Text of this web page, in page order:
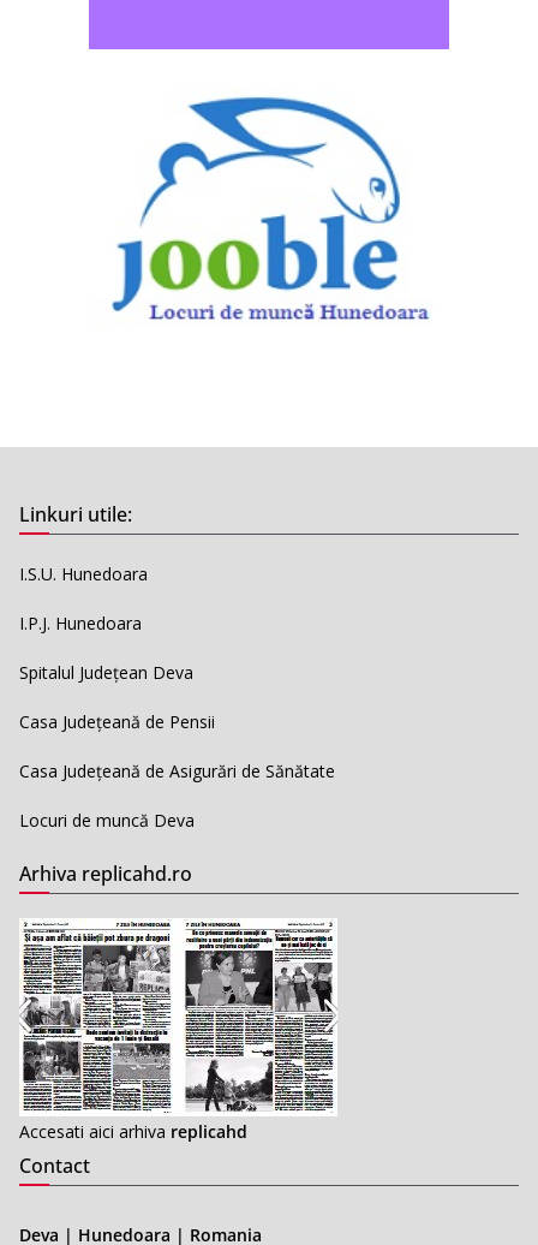
Linkuri utile:
I.S.U. Hunedoara
I.P.J. Hunedoara
Spitalul Județean Deva
Casa Județeană de Pensii
Casa Județeană de Asigurări de Sănătate
Locuri de muncă Deva
Arhiva replicahd.ro
Accesati aici arhiva replicahd
Contact
Deva | Hunedoara | Romania